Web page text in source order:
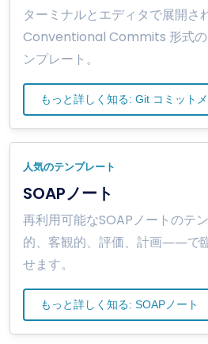
ターミナルとエディタで展開さ
Conventional Commits 形式の
ンプレート。
もっと詳しく知る: Git コミット
人気のテンプレート
SOAPノート
再利用可能なSOAPノートの
的、客観的、評価、計画――で
せます。
もっと詳しく知る: SOAPノート